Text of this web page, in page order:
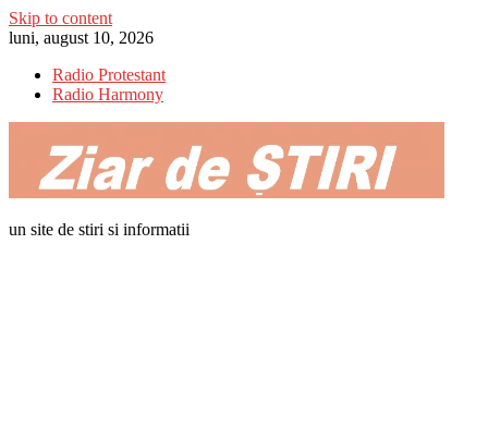
Skip to content
luni, august 10, 2026
Radio Protestant
Radio Harmony
un site de stiri si informatii